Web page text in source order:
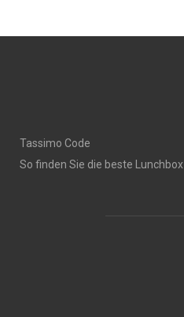
Tassimo Code
So finden Sie die beste Lunchbox